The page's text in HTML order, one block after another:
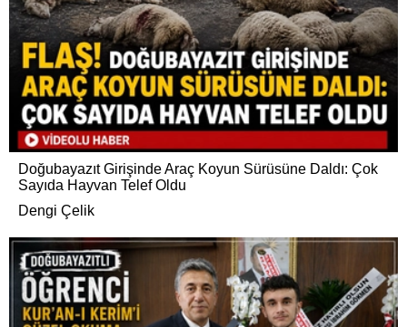
Doğubayazıt Girişinde Araç Koyun Sürüsüne Daldı: Çok
Sayıda Hayvan Telef Oldu
Dengi Çelik